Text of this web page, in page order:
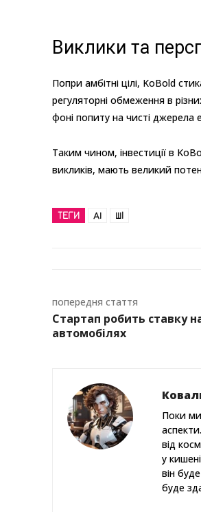
Виклики та
Попри амбітні цілі, KoBold
регуляторні обмеження в
фоні попиту на чисті джерела
Таким чином, інвестиції в
викликів, мають великий
ТЕГИ AI ШІ
попередня стаття
Стартап робить ставку
автомобілях
Поки
від
у
він
буде